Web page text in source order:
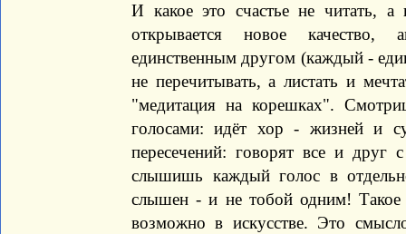
И какое это счастье не читать, а
открывается новое качество,
единственным другом (каждый -
не перечитывать, а листать и
"медитация на корешках".
голосами: идёт хор - жизней и
пересечений: говорят все и
слышишь каждый голос в
слышен - и не тобой одним! Такое
возможно в искусстве. Это